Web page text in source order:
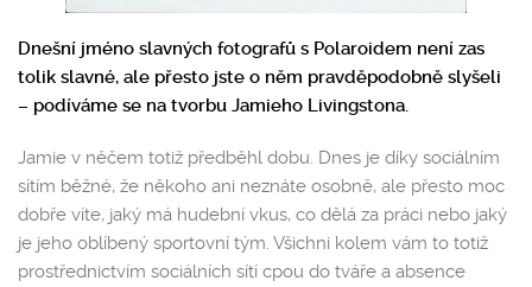
Dnešní jméno slavných fotografů s Polaroidem není zas
tolik slavné, ale přesto jste o něm pravděpodobně slyšeli
– podíváme se na tvorbu Jamieho Livingstona.
Jamie v něčem totiž předběhl dobu. Dnes je díky sociálním
sítím běžné, že někoho ani neznáte osobně, ale přesto moc
dobře víte, jaký má hudební vkus, co dělá za práci nebo jaký
je jeho oblíbený sportovní tým. Všichni kolem vám to totiž
prostřednictvím sociálních sítí cpou do tváře a absence